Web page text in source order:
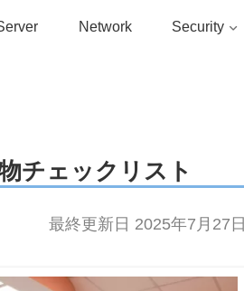
Network Security
チェックリスト
最終更新日 2025年7月27日